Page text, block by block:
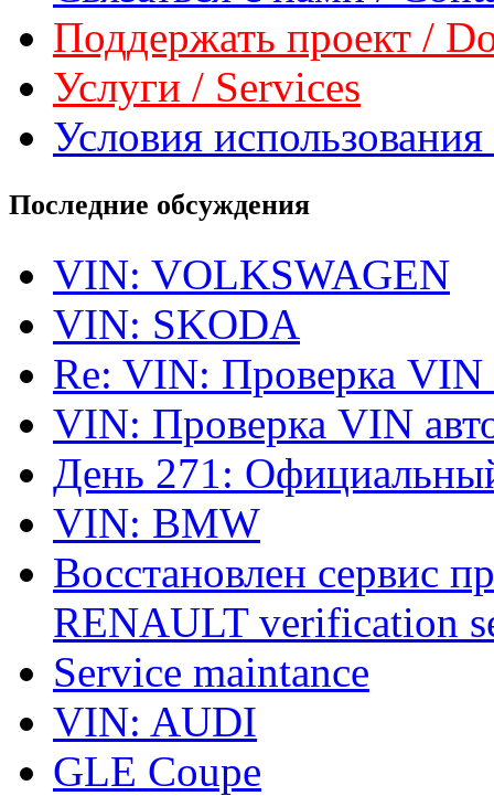
Поддержать проект /
Услуги / Services
Условия
Последние обсуждения
VIN: VOLKSWAGEN
VIN: SKODA
Re: VIN: Проверка VIN
VIN: Проверка VIN
День 271:
VIN: BMW
Восстановлен сервис
RENAULT verification
Service maintance
VIN: AUDI
GLE Coupe